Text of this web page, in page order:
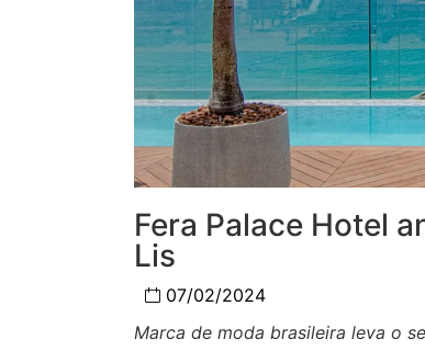
Fera Palace Hotel
Lis
07/02/2024
Marca de moda brasileira leva o